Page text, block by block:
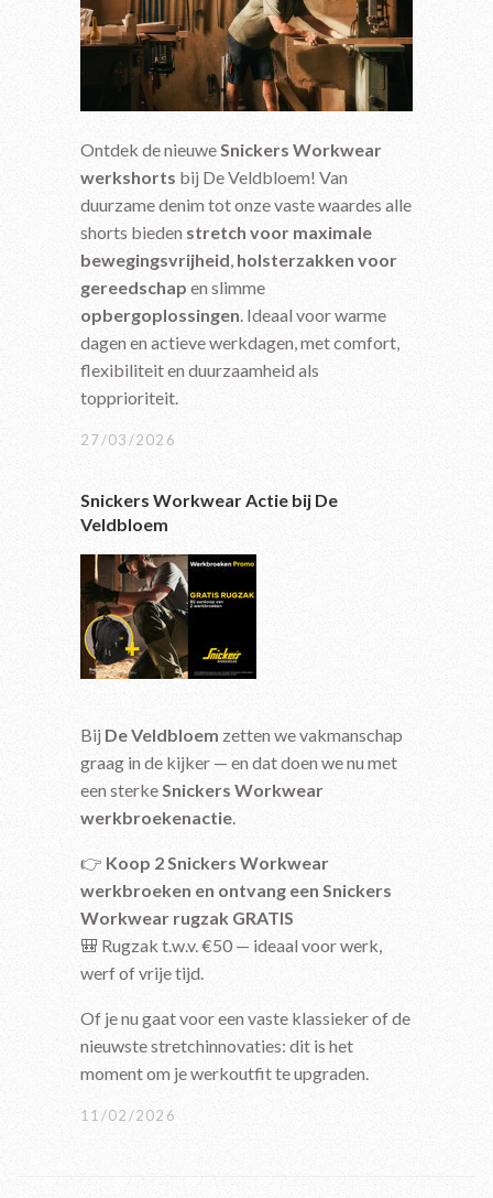
Ontdek de nieuweSnickers Workwear
werkshorts bij De Veldbloem! Van
duurzame denim tot onze vaste waardes alle
shorts bieden stretch voor maximale
bewegingsvrijheid, holsterzakken voor
gereedschap en slimme
opbergoplossingen. Ideaal voor warme
dagen en actieve werkdagen, met comfort,
flexibiliteit en duurzaamheid als
topprioriteit.
27/03/2026
Snickers Workwear Actie bij De
Veldbloem
Bij De Veldbloem zetten we vakmanschap
graag in de kijker — en dat doen we nu met
een sterkeSnickers Workwear
werkbroekenactie.
👉 Koop 2 Snickers Workwear
werkbroeken en ontvang een Snickers
Workwear rugzak GRATIS
🎒 Rugzak t.w.v. €50 — ideaal voor werk,
werf of vrije tijd.
Of je nu gaat voor een vaste klassieker of de
nieuwste stretchinnovaties: dit is het
moment om je werkoutfit te upgraden.
11/02/2026